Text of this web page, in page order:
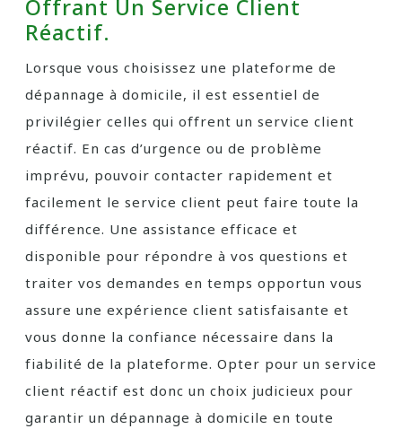
Offrant Un Service Client
Réactif.
Lorsque vous choisissez une plateforme de
dépannage à domicile, il est essentiel de
privilégier celles qui offrent un service client
réactif. En cas d’urgence ou de problème
imprévu, pouvoir contacter rapidement et
facilement le service client peut faire toute la
différence. Une assistance efficace et
disponible pour répondre à vos questions et
traiter vos demandes en temps opportun vous
assure une expérience client satisfaisante et
vous donne la confiance nécessaire dans la
fiabilité de la plateforme. Opter pour un service
client réactif est donc un choix judicieux pour
garantir un dépannage à domicile en toute